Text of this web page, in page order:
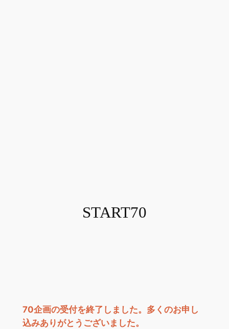
START70
70企画の受付を終了しました。多くのお申し
込みありがとうございました。